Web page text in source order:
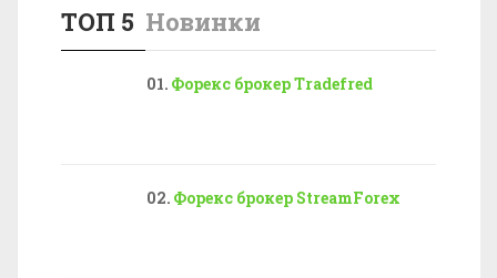
ТОП 5 Новинки
Форекс брокер Tradefred
Форекс брокер StreamForex